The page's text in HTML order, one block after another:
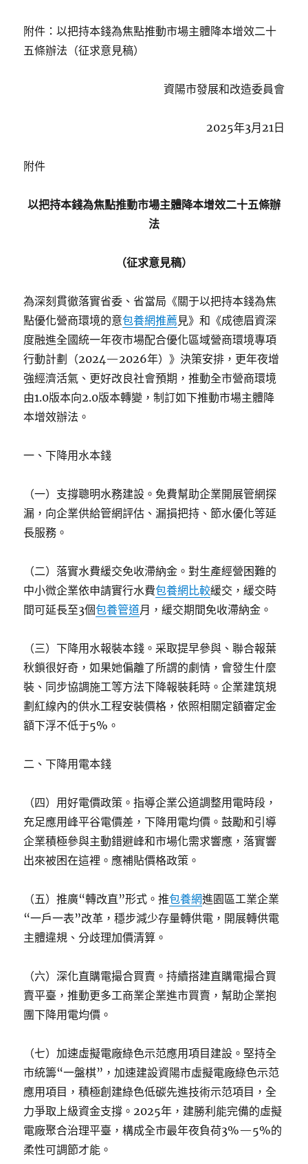
附件：以把持本錢為焦點推動市場主體降本增效二十
五條辦法（征求意見稿）
資陽市發展和改造委員會
2025年3月21日
附件
以把持本錢為焦點推動市場主體降本增效二十五條辦
法
（征求意見稿）
為深刻貫徹落實省委、省當局《關于以把持本錢為焦
點優化營商環境的意包養網推薦 見》和《成德眉資深
度融進全國統一年夜市場配合優化區域營商環境專項
行動計劃（2024—2026年）》決策安排，更年夜增
強經濟活氣、更好改良社會預期，推動全市營商環境
由1.0版本向2.0版本轉變，制訂如下推動市場主體降
本增效辦法。
一、下降用水本錢
（一）支撐聰明水務建設。免費幫助企業開展管網探
漏，向企業供給管網評估、漏損把持、節水優化等延
長服務。
（二）落實水費緩交免收滯納金。對生產經營困難的
中小微企業依申請實行水費包養網比較緩交，緩交時
間可延長至3個包養管道月，緩交期間免收滯納金。
（三）下降用水報裝本錢。采取提早參與、聯合報葉
秋鎖很好奇，如果她偏離了所謂的劇情，會發生什麼
裝、同步協調施工等方法下降報裝耗時。企業建筑規
劃紅線內的供水工程安裝價格，依照相關定額審定金
額下浮不低于5%。
二、下降用電本錢
（四）用好電價政策。指導企業公道調整用電時段，
充足應用峰平谷電價差，下降用電均價。鼓勵和引導
企業積極參與主動錯避峰和市場化需求響應，落實響
出來被困在這裡。應補貼價格政策。
（五）推廣“轉改直”形式。推包養網進園區工業企業
“一戶一表”改革，穩步減少存量轉供電，開展轉供電
主體違規、分歧理加價清算。
（六）深化直購電撮合買賣。持續搭建直購電撮合買
賣平臺，推動更多工商業企業進市買賣，幫助企業抱
團下降用電均價。
（七）加速虛擬電廠綠色示范應用項目建設。堅持全
市統籌“一盤棋”，加速建設資陽市虛擬電廠綠色示范
應用項目，積極創建綠色低碳先進技術示范項目，全
力爭取上級資金支撐。2025年，建勝利能完備的虛擬
電廠聚合治理平臺，構成全市最年夜負荷3%—5%的
柔性可調節才能。